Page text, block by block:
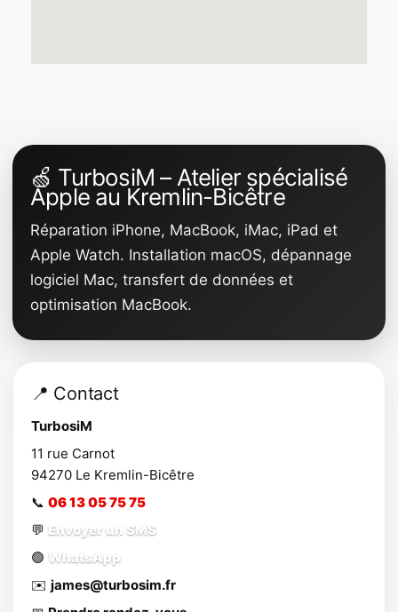
🍏 TurbosiM – Atelier spécialisé
Apple au Kremlin-Bicêtre
Réparation iPhone, MacBook, iMac, iPad et
Apple Watch. Installation macOS, dépannage
logiciel Mac, transfert de données et
optimisation MacBook.
📍 Contact
TurbosiM
11 rue Carnot
94270 Le Kremlin-Bicêtre
📞 06 13 05 75 75
💬 Envoyer un SMS
🟢 WhatsApp
✉️ james@turbosim.fr